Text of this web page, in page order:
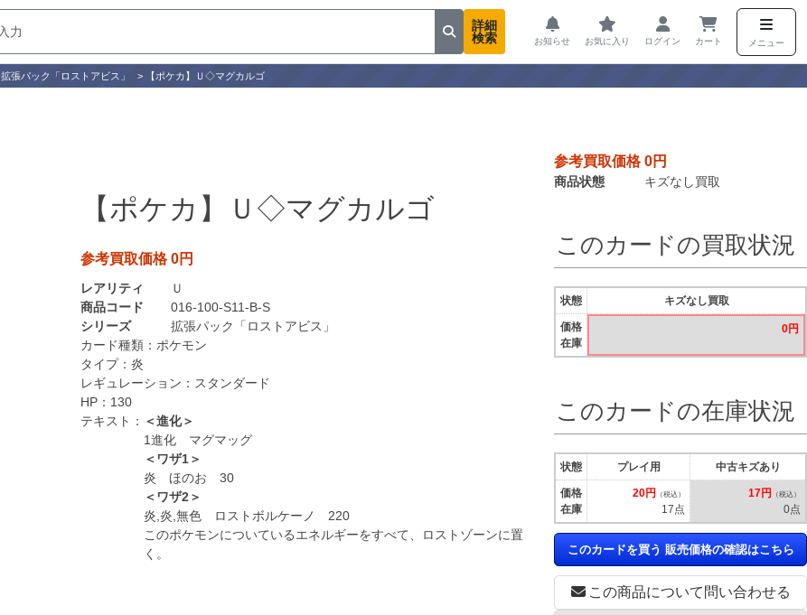
詳細
検索
お知らせ お気に入り ログイン カート メニュー
拡張パック「ロストアビス」 > 【ポケカ】Ｕ◇マグカルゴ
【ポケカ】Ｕ◇マグカルゴ
参考買取価格 0円
レアリティ
Ｕ
商品コード
016-100-S11-B-S
シリーズ
拡張パック「ロストアビス」
カード種類： ポケモン
タイプ： 炎
レギュレーション： スタンダード
HP： 130
テキスト： ＜進化＞
1進化 マグマッグ
＜ワザ1＞
炎 ほのお 30
＜ワザ2＞
炎,炎,無色 ロストボルケーノ 220
このポケモンについているエネルギーをすべて、ロストゾーンに置
く。
参考買取価格 0円
商品状態 キズなし買取
この商品について問い合わせる
このカードの買取状況
状態
価格
在庫
キズなし買取
0円
このカードの在庫状況
状態
価格
在庫
プレイ用
20円 （税込）
17点
中古キズあり
17円 （税込）
0点
このカードを買う 販売価格の確認はこちら